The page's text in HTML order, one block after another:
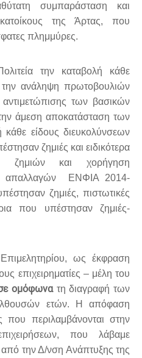
συμπαράσταση και
της Άρτας, που
πλημμύρες.
την καταβολή κάθε
ανάληψη πρωτοβουλιών
των βασικών
άμεση αποκατάσταση των
είδους διευκολύνσεων
ζημιές και ειδικότερα
ζημιών και χορήγηση
απαλλαγών ΕΝΦΙΑ 2014-
ζημιές, πιστωτικές
που υπέστησαν ζημιές-
ως έκφραση
επιχειρηματίες – μέλη του
ομόφωνατη διαγραφή των
ετών. Η απόφαση
που περιλαμβάνονται στην
που λάβαμε
από την Δ/νση Ανάπτυξης της